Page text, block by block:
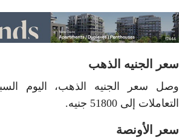
سعر الجنيه الذهب
وصل سعر الجنيه الذهب، اليوم
التعاملات إلى 51800 جنيه.
سعر الأونصة